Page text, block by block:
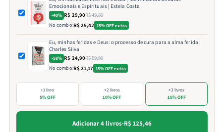
Emocionais e Espirituais | Estela Costa
-40% R$ 29,90R$ 49,80
No combo:R$ 25,42 15% OFF extra
Eu, minhas feridas e Deus: o processo de cura para a alma ferida |
Charles Silva
-58% R$ 24,90R$ 59,90
No combo:R$ 21,17 15% OFF extra
+1 livro
5% OFF
+2 livros
10% OFF
+3 livros
15% OFF
Adicionar 4 livros·R$ 125,46